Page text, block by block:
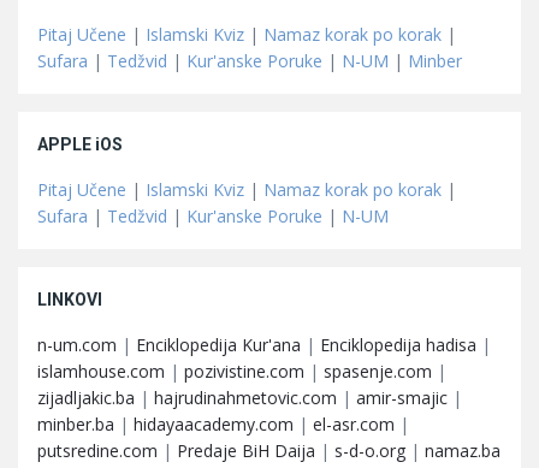
Pitaj Učene | Islamski Kviz | Namaz korak po korak |
Sufara | Tedžvid | Kur'anske Poruke | N-UM | Minber
APPLE iOS
Pitaj Učene | Islamski Kviz | Namaz korak po korak |
Sufara | Tedžvid | Kur'anske Poruke | N-UM
LINKOVI
n-um.com | Enciklopedija Kur'ana | Enciklopedija hadisa |
islamhouse.com | pozivistine.com | spasenje.com |
zijadljakic.ba | hajrudinahmetovic.com | amir-smajic |
minber.ba | hidayaacademy.com | el-asr.com |
putsredine.com | Predaje BiH Daija | s-d-o.org | namaz.ba